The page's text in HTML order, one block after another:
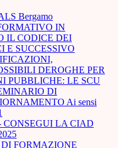
Bergamo
IN
IL CODICE DEI
E SUCCESSIVO
DEROGHE PER
PUBBLICHE: LE SCU
DI
Ai sensi
CONSEGUI LA CIAD
DI FORMAZIONE